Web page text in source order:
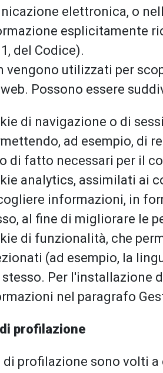
elettronica, o
esplicitamente
del Codice).
vengono utilizzati per
Possono essere
di navigazione o di
ad esempio, di
di fatto necessari per il
analytics, assimilati ai
informazioni, in
al fine di migliorare le
di funzionalità, che
(ad esempio, la
Per l'installazione
nel paragrafo
profilazione
di profilazione sono volti